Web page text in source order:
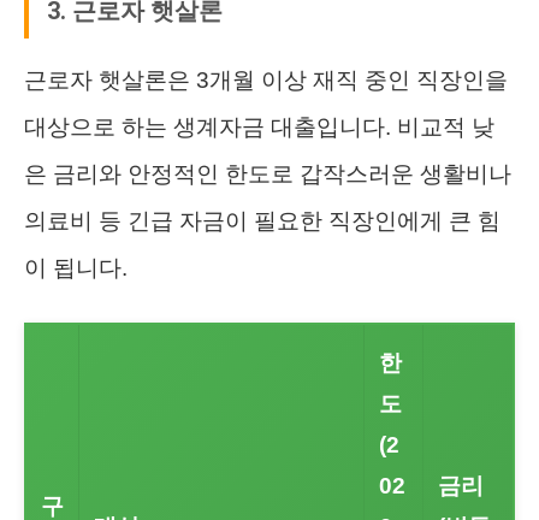
3. 근로자 햇살론
근로자 햇살론은 3개월 이상 재직 중인 직장인을
대상으로 하는 생계자금 대출입니다. 비교적 낮
은 금리와 안정적인 한도로 갑작스러운 생활비나
의료비 등 긴급 자금이 필요한 직장인에게 큰 힘
이 됩니다.
구
한
도
(2
02
금리